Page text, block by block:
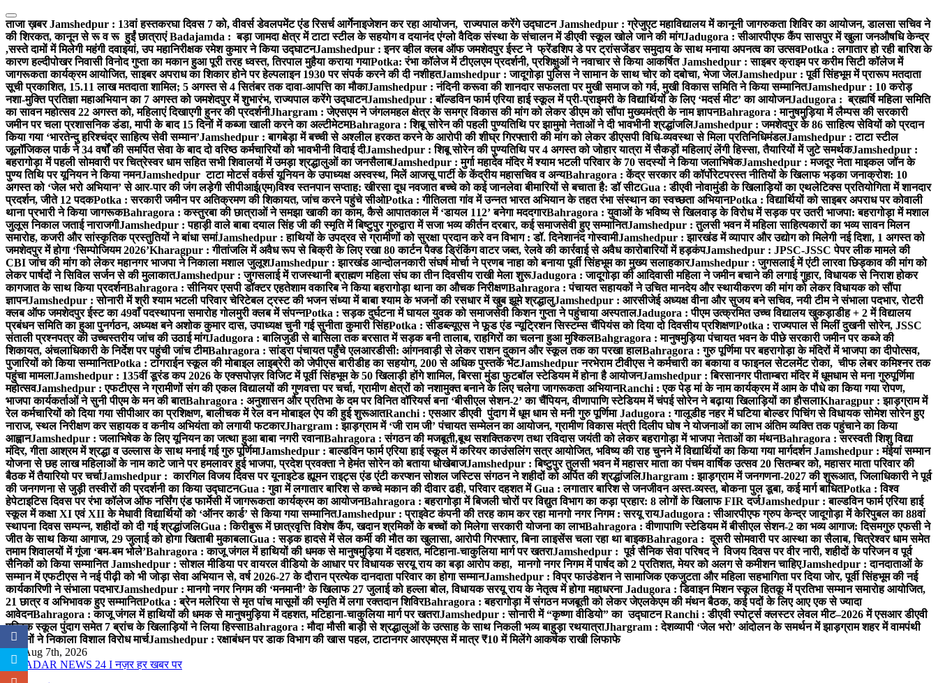
Skip
to
content
ताजा ख़बरJamshedpur : 13वां हस्तकरघा दिवस 7 को, वीवर्स डेवलपमेंट एंड रिसर्च आर्गेनाइजेशन कर रहा आयोजन, राज्यपाल करेंगे उद्घाटनJamshedpur : ग्रेजुएट महाविद्यालय में कानूनी जागरुकता शिविर का आयोजन, डालसा सचिव ने
की शिरकत, कानून से रू व रू हुईं छात्राएंBadajamda : बड़ा जामदा क्षेत्र में टाटा स्टील के सहयोग व दयानंद एंग्लो वैदिक संस्था के संचालन में डीएवी स्कूल खोले जाने की मांगJadugora : सीआरपीएफ कैंप सासपुर में खुला जनऔषधि केन्द्र
,सस्ते दामों में मिलेगी महंगी दवाइयां, उप महानिरीक्षक रमेश कुमार ने किया उद्घाटनJamshedpur : इनर व्हील क्लब ऑफ जमशेदपुर ईस्ट ने फ्रेंडशिप डे पर ट्रांसजेंडर समुदाय के साथ मनाया अपनत्व का उत्सवPotka : लगातार हो रही बारिश के
कारण हल्दीपोखर निवासी विनोद गुप्ता का मकान हुआ पूरी तरह ध्वस्त, तिरपाल मुहैया कराया गयाPotka: रंभा कॉलेज में टीएलएम प्रदर्शनी, प्रशिक्षुओं ने नवाचार से किया आकर्षितJamshedpur : साइबर क्राइम पर करीम सिटी कॉलेज में
जागरूकता कार्यक्रम आयोजित, साइबर अपराध का शिकार होने पर हेल्पलाइन 1930 पर संपर्क करने की दी नशीहतJamshedpur : जादूगोड़ा पुलिस ने सामान के साथ चोर को दबोचा, भेजा जेलJamshedpur : पूर्वी सिंहभूम में प्रारूप मतदाता
सूची प्रकाशित, 15.11 लाख मतदाता शामिल; 5 अगस्त से 4 सितंबर तक दावा-आपत्ति का मौकाJamshedpur : नंदिनी करूवा की शानदार सफलता पर मुखी समाज को गर्व, मुखी विकास समिति ने किया सम्मानितJamshedpur : 10 करोड़
नशा-मुक्ति प्रतिज्ञा महाअभियान का 7 अगस्त को जमशेदपुर में शुभारंभ, राज्यपाल करेंगे उद्घाटनJamshedpur : बॉल्डविन फार्म एरिया हाई स्कूल में प्री-प्राइमरी के विद्यार्थियों के लिए ‘मदर्स मीट’ का आयोजनJadugora : ब्रह्मर्षि महिला समिति
का सावन महोत्सव 22 अगस्त को, महिलाएं दिखाएगी हुनर की प्रदर्शनीJhargram : जेएसएम ने जंगलमहल क्षेत्र के समग्र विकास की मांग को लेकर डीएम को सौंपा मुख्यमंत्री के नाम ज्ञापनBahragora : मानुषमुड़िया में लैम्पस की सरकारी
जमीन पर चला प्रशासनिक डंडा, मापी के बाद 15 दिनों में कब्जा खाली करने का अल्टीमेटमBahragora : शिबू सोरेन की पहली पुण्यतिथि पर झामुमो नेताओं ने दी भावभीनी श्रद्धांजलिJamshedpur : जमशेदपुर के 86 साहित्य सेवियों को प्रदान
किया गया ‘भारतेन्दु हरिश्चंद्र साहित्य सेवी सम्मान’Jamshedpur : बागबेड़ा में बच्ची से अश्लील हरकत करने के आरोपी की शीघ्र गिरफ्तारी की मांग को लेकर डीएसपी विधि-व्यवस्था से मिला प्रतिनिधिमंडलJamshedpur : टाटा स्टील
जूलॉजिकल पार्क ने 34 वर्षों की समर्पित सेवा के बाद दो वरिष्ठ कर्मचारियों को भावभीनी विदाई दीJamshedpur : शिबू सोरेन की पुण्यतिथि पर 4 अगस्त को जोहार यात्रा में सैकड़ों महिलाएं लेंगी हिस्सा, तैयारियों में जुटे समर्थकJamshedpur :
बहरागोड़ा में पहली सोमवारी पर चित्रेस्वर धाम सहित सभी शिवालयों में उमड़ा श्रद्धालुओं का जनसैलाबJamshedpur : मुर्गा महादेव मंदिर में श्याम भटली परिवार के 70 सदस्यों ने किया जलाभिषेकJamshedpur : मजदूर नेता माइकल जॉन के
पुण्य तिथि पर यूनियन ने किया नमनJamshedpur टाटा मोटर्स वर्कर्स यूनियन के उपाध्यक्ष अस्वस्थ, मिलें आजसू पार्टी के केंद्रीय महासचिव व अन्यBahragora : केंद्र सरकार की कॉर्पोरेटपरस्त नीतियों के खिलाफ भड़का जनाक्रोश: 10
अगस्त को ‘जेल भरो अभियान’ से आर-पार की जंग लड़ेगी सीपीआई(एम)विश्व स्तनपान सप्ताह: खीरसा दूध नवजात बच्चे को कई जानलेवा बीमारियों से बचाता है: डॉ सीटGua : डीएवी नोवामुंडी के खिलाड़ियों का एथलेटिक्स प्रतियोगिता में शानदार
प्रदर्शन, जीते 12 पदकPotka : सरकारी जमीन पर अतिक्रमण की शिकायत, जांच करने पहुंचे सीओPotka : गीतिलता गांव में उन्नत भारत अभियान के तहत रंभा संस्थान का स्वच्छता अभियानPotka : विद्यार्थियों को साइबर अपराध पर कोवाली
थाना प्रभारी ने किया जागरूकBahragora : कस्तुरबा की छात्राओं ने समझा खाकी का काम, कैसे आपातकाल में ‘डायल 112’ बनेगा मददगारBahragora : युवाओं के भविष्य से खिलवाड़ के विरोध में सड़क पर उतरी भाजपा: बहरागोड़ा में मशाल
जुलूस निकाल जताई नाराजगीJamshedpur : पहाड़ी वाले बाबा दयाल सिंह जी की स्मृति में बिष्टुपुर गुरुद्वारा में सजा भव्य कीर्तन दरबार, कई समाजसेवी हुए सम्मानितJamshedpur : तुलसी भवन में महिला साहित्यकारों का भव्य सावन मिलन
समारोह, कजरी और सांस्कृतिक प्रस्तुतियों ने बांधा समांJamshedpur : हाथियों के उपद्रव से ग्रामीणों को सुरक्षा प्रदान करे वन विभाग : डॉ. दिनेशानंद गोस्वामीJamshedpur : झारखंड में व्यापार और उद्योग को मिलेगी नई दिशा, 1 अगस्त को
जमशेदपुर में होगा ‘सिम्पोजियम 2026’Kharagpur : गीतांजलि में अवैध रूप से बिक्री के लिए रखा 80 कार्टन पैक्ड ड्रिंकिंग वाटर जब्त, रेलवे की कार्रवाई से अवैध कारोबारियों में हड़कंपJamshedpur : JPSC-JSSC पेपर लीक मामले की
CBI जांच की मांग को लेकर महानगर भाजपा ने निकाला मशाल जुलूशJamshedpur : झारखंड आन्दोलनकारी संघर्ष मोर्चा ने प्रणब नाहा को बनाया पूर्वी सिंहभूम का मुख्य सलाहकारJamshedpur : जुगसलाई में एंटी लारवा छिड़काव की मांग को
लेकर पार्षदों ने सिविल सर्जन से की मुलाकातJamshedpur : जुगसलाई में राजस्थानी ब्राह्मण महिला संघ का तीन दिवसीय राखी मेला शुरूJadugora : जादूगोड़ा की आदिवासी महिला ने जमीन बचाने की लगाई गुहार, विधायक से निराश होकर
कागजात के साथ किया प्रदर्शनBahragora : सीनियर एसपी डॉक्टर एहतेशाम वकारिब ने किया बहरागोड़ा थाना का औचक निरीक्षणBahragora : पंचायत सहायकों ने उचित मानदेय और स्थायीकरण की मांग को लेकर विधायक को सौंपा
ज्ञापनJamshedpur : सोनारी में श्री श्याम भटली परिवार चेरिटेबल ट्रस्ट की भजन संध्या में बाबा श्याम के भजनों की रसधार में खुब झूमे श्रद्धालुJamshedpur : आरसीजेई अध्यक्ष वीना और सुजय बने सचिव, नयी टीम ने संभाला पदभार, रोटरी
क्लब ऑफ जमशेदपुर ईस्ट का 49वाँ पदस्थापना समारोह गोलमुरी क्लब में संपन्नPotka : सड़क दुर्घटना में घायल युवक को समाजसेवी किशन गुप्ता ने पहुंचाया अस्पतालJadugora : पीएम उत्क्रमित उच्च विद्यालय खुकड़ाडीह + 2 में विद्यालय
प्रबंधन समिति का हुआ पुनर्गठन, अध्यक्ष बने अशोक कुमार दास, उपाध्यक्ष चुनी गई सुनीता कुमारी सिंहPotka : सीडब्ल्यूएस ने फूड एंड न्यूट्रिशन सिस्टम्स चैंपियंस को दिया दो दिवसीय प्रशिक्षणPotka : राज्यपाल से मिलीं दुखनी सोरेन, JSSC
संताली प्रश्नपत्र की उच्चस्तरीय जांच की उठाई मांगJadugora : बालिजुडी से बासिला तक बरसात में सड़क बनी तालाब, राहगिरों का चलना हुआ मुश्किलBahgragora : मानुषमुड़िया पंचायत भवन के पीछे सरकारी जमीन पर कब्जे की
शिकायत, अंचलाधिकारी के निर्देश पर पहुंची जांच टीमBahragora : सांड्रा पंचायत पहुँचे एलआरडीसी: आंगनवाड़ी से लेकर राशन दुकान और स्कूल तक का परखा हालBahragora : गुरु पूर्णिमा पर बहरागोड़ा के मंदिरों में भाजपा का दीपोत्सव,
पुजारियों को किया सम्मानितPotka : टांगराईन स्कूल की मोबाइल लाइब्रेरी को जेपीएस बारीडीह का सहयोग, 200 से अधिक पुस्तकें भेंटJamshedpur नरभेराम टीवीएस ने कर्मचारी का बकाया व फाइनल सेटलमेंट रोका, चीफ लेबर कमिश्नर तक
पहुंचा मामलाJamshedpur : 135वीं डूरंड कप 2026 के एक्सपोज़र विजिट में पूर्वी सिंहभूम के 50 खिलाड़ी होंगे शामिल, बिरसा मुंडा फुटबॉल स्टेडियम में होना है आयोजनJamshedpur : बिरसानगर पीताम्बरा मंदिर में धूमधाम से मना गुरुपूर्णिमा
महोत्सवJamshedpur : एफटीएस ने ग्रामीणों संग की एकल विद्यालयों की गुणवत्ता पर चर्चा, ग्रामीण क्षेत्रों को नशामुक्त बनाने के लिए चलेगा जागरूकता अभियानRanchi : एक पेड़ मां के नाम कार्यक्रम में आम के पौधे का किया गया रोपण,
भाजपा कार्यकर्ताओं ने सुनी पीएम के मन की बातBahragora : अनुशासन और प्रतिभा के दम पर विनित वॉरियर्स बना ‘बीसीएल सेशन-2’ का चैंपियन, वीणापाणि स्टेडियम में चंपई सोरेन ने बढ़ाया खिलाड़ियों का हौसलाKharagpur : झाड़ग्राम में
रेल कर्मचारियों को दिया गया सीपीआर का प्रशिक्षण, बालीचक में रेल वन मोबाइल ऐप की हुई शुरूआतRanchi : एसआर डीएवी पुंदाग में धूम धाम से मनी गुरु पूर्णिमाJadugora : गालूडीह नहर में घटिया बोल्डर पिचिंग से विधायक सोमेश सोरेन हुए
नाराज, स्थल निरीक्षण कर सहायक व कनीय अभियंता को लगायी फटकारJhargram : झाड़ग्राम में ‘जी राम जी’ पंचायत सम्मेलन का आयोजन, ग्रामीण विकास मंत्री दिलीप घोष ने योजनाओं का लाभ अंतिम व्यक्ति तक पहुंचाने का किया
आह्वानJamshedpur : जलाभिषेक के लिए यूनियन का जत्था हुआ बाबा नगरी रवानाBahragora : संगठन की मजबूती,बूथ सशक्तिकरण तथा रविदास जयंती को लेकर बहरागोड़ा में भाजपा नेताओं का मंथनBahragora : सरस्वती शिशु विद्या
मंदिर, गीता आश्रम में श्रद्धा व उल्लास के साथ मनाई गई गुरु पूर्णिमाJamshedpur : बाल्डविन फार्म एरिया हाई स्कूल में करियर काउंसलिंग सत्र आयोजित, भविष्य की राह चुनने में विद्यार्थियों का किया गया मार्गदर्शनJamshedpur : मंईयां सम्मान
योजना से छह लाख महिलाओं के नाम काटे जाने पर हमलावर हुई भाजपा, प्रदेश प्रवक्ता ने हेमंत सोरेन को बताया धोखेबाजJamshedpur : बिष्टुपुर तुलसी भवन में महासर माता का पंचम वार्षिक उत्सव 20 सितम्बर को, महासर माता परिवार की
बैठक में तैयारियो पर चर्चाJamshedpur : कारगिल विजय दिवस पर यूनाइटेड ह्यूमन राइट्स एंड एंटी करप्शन सोशल जस्टिस संगठन ने शहीदों को अर्पित की श्रद्धांजलिJhargram : झाड़ग्राम में जनगणना-2027 की शुरूआत, जिलाधिकारी ने पूर्व
की जनगणना से जुड़ी तस्वीरों की प्रदर्शनी का किया उद्घाटनGua : गुवा में लगातार बारिश से कच्चे मकान की दीवार ढही, परिवार दहशत मेंGua : लगातार बारिश से जनजीवन अस्त-व्यस्त, बोकना पुल डूबा, कई मार्ग बाधितPotka : विश्व
हेपेटाइटिस दिवस पर रंभा कॉलेज ऑफ नर्सिंग एंड फार्मेसी में जागरूकता कार्यक्रम का आयोजनBahragora : बहरागोड़ा में बिजली चोरों पर विद्युत विभाग का कड़ा प्रहार: 8 लोगों के खिलाफ FIR दर्जJamshedpur : बाल्डविन फार्म एरिया हाई
स्कूल में कक्षा XI एवं XII के मेधावी विद्यार्थियों को ‘ऑनर कार्ड’ से किया गया सम्मानितJamshedpur : प्राइवेट कंपनी की तरह काम कर रहा मानगो नगर निगम : सरयू रायJadugora : सीआरपीएफ ग्रुप केन्द्र जादूगोड़ा में केरिपुबल का 88वां
स्थापना दिवस सम्पन्न, शहीदों को दी गई श्रद्धांजलिGua : किरीबुरू में छात्रवृत्ति विशेष कैंप, खदान श्रमिकों के बच्चों को मिलेगा सरकारी योजना का लाभBahragora : वीणापाणि स्टेडियम में बीसीएल सेशन-2 का भव्य आगाज: दिसमगुरु एफसी ने
जीत के साथ किया आगाज, 29 जुलाई को होगा खिताबी मुकाबलाGua : सड़क हादसे में सेल कर्मी की मौत का खुलासा, आरोपी गिरफ्तार, बिना लाइसेंस चला रहा था बाइकBahragora : दूसरी सोमवारी पर आस्था का सैलाब, चित्रेश्वर धाम समेत
तमाम शिवालयों में गूंजा ‘बम-बम भोले’Bahragora : काजू जंगल में हाथियों की धमक से मानुषमुड़िया में दहशत, मटिहाना-चाकुलिया मार्ग पर खतराJamshedpur : पूर्व सैनिक सेवा परिषद ने विजय दिवस पर वीर नारी, शहीदों के परिजन व पूर्व
सैनिकों को किया सम्मानितJamshedpur : सोशल मीडिया पर वायरल वीडियो के आधार पर विधायक सरयू राय का बड़ा आरोप कहा, मानगो नगर निगम में पार्षद को 2 प्रतिशत, मेयर को अलग से कमीशन चाहिएJamshedpur : दानदाताओं के
सम्मान में एफटीएस ने नई पीढ़ी को भी जोड़ा सेवा अभियान से, वर्ष 2026-27 के दौरान प्रत्येक दानदाता परिवार का होगा सम्मानJamshedpur : विप्र फाउंडेशन ने सामाजिक एकजुटता और महिला सहभागिता पर दिया जोर, पूर्वी सिंहभूम की नई
कार्यकारिणी ने संभाला पदभारJamshedpur : मानगो नगर निगम की ‘मनमानी’ के खिलाफ 27 जुलाई को हल्ला बोल, विधायक सरयू राय के नेतृत्व में होगा महाधरनाJadugora : डिवाइन मिशन स्कूल हितकू में प्रतिभा सम्मान समारोह आयोजित,
21 छात्र व अभिभावक हुए सम्मानितPotka : ब्रेन मलेरिया से मृत पांच मासूमों की स्मृति में लगा रक्तदान शिविरBahragora : बहरागोड़ा में संगठन मजबूती को लेकर जेएलकेएम की मंथन बैठक, कई पदों के लिए आए एक से ज्यादा
आवेदनBahragora : काजू जंगल में हाथियों की धमक से मानुषमुड़िया में दहशत, मटिहाना-चाकुलिया मार्ग पर खतराJamshedpur : सोनारी में “कृष्णा वीडियो” का उद्घाटनRanchi : डीएवी स्पोर्ट्स क्लस्टर लेवल मीट–2026 में एसआर डीएवी
पब्लिक स्कूल पुंदाग समेत 7 ब्रांच के खिलाड़ियों ने लिया हिस्साBahragora : मौदा मौसी बाड़ी से श्रद्धालुओं के उत्साह के साथ निकली भव्य बाहुड़ा रथयात्राJhargram : देशव्यापी ‘जेल भरो’ आंदोलन के समर्थन में झाड़ग्राम शहर में वामपंथी
संगठनों ने निकाला विशाल विरोध मार्चJamshedpur : रक्षाबंधन पर डाक विभाग की खास पहल, टाटानगर आरएमएस में मात्र ₹10 में मिलेंगे आकर्षक राखी लिफाफे
Fri. Aug 7th, 2026